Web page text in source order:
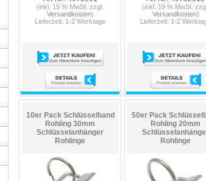
(inkl. 19 % MwSt. zzgl.
Versandkosten)
Lieferzeit: 1-2 Werktage
(inkl. 19 % MwSt.
Versandkosten)
Lieferzeit: 1-2
10er Pack Schlüsselband
Rohling 30mm
Schlüsselanhänger
Rohlinge
50er Pack
Rohling 20mm
Rohlinge